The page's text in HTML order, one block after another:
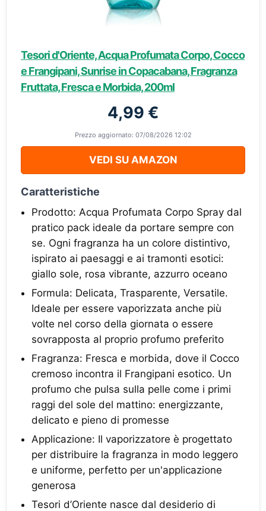
Tesori d'Oriente, Acqua Profumata Corpo, Cocco
e Frangipani, Sunrise in Copacabana, Fragranza
Fruttata, Fresca e Morbida, 200ml
4,99 €
Prezzo aggiornato: 07/08/2026 12:02
VEDI SU AMAZON
Caratteristiche
Prodotto: Acqua Profumata Corpo Spray dal
pratico pack ideale da portare sempre con
se. Ogni fragranza ha un colore distintivo,
ispirato ai paesaggi e ai tramonti esotici:
giallo sole, rosa vibrante, azzurro oceano
Formula: Delicata, Trasparente, Versatile.
Ideale per essere vaporizzata anche più
volte nel corso della giornata o essere
sovrapposta al proprio profumo preferito
Fragranza: Fresca e morbida, dove il Cocco
cremoso incontra il Frangipani esotico. Un
profumo che pulsa sulla pelle come i primi
raggi del sole del mattino: energizzante,
delicato e pieno di promesse
Applicazione: Il vaporizzatore è progettato
per distribuire la fragranza in modo leggero
e uniforme, perfetto per un'applicazione
generosa
Tesori d’Oriente nasce dal desiderio di